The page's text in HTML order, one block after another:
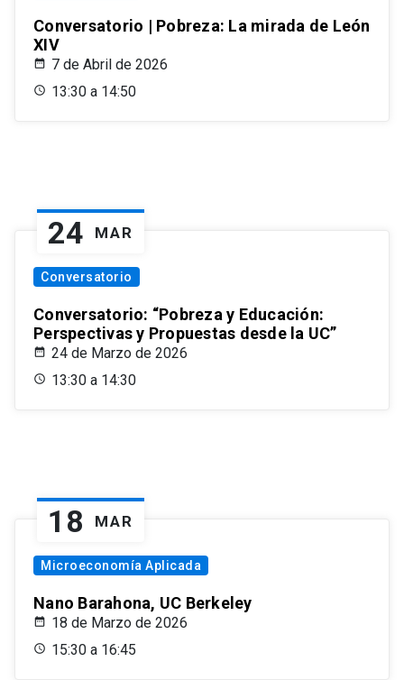
Conversatorio | Pobreza: La mirada de León
XIV
7 de Abril de 2026
13:30 a 14:50
24 MAR
Conversatorio
Conversatorio: “Pobreza y Educación:
Perspectivas y Propuestas desde la UC”
24 de Marzo de 2026
13:30 a 14:30
18 MAR
Microeconomía Aplicada
Nano Barahona, UC Berkeley
18 de Marzo de 2026
15:30 a 16:45